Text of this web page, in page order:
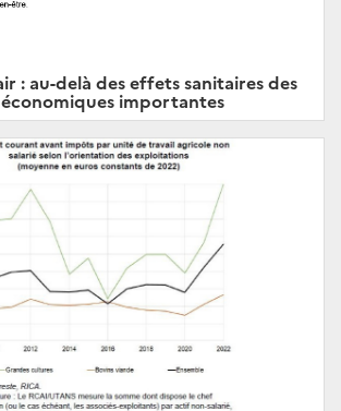
: au-delà des effets sanitaires des
importantes